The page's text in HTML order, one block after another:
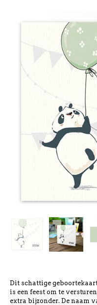
Dit schattige
is een feest om te
extra bijzonder. De naam